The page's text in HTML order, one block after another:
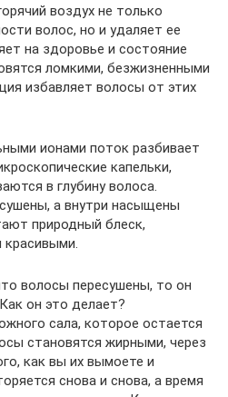
воздух не только
волос, но и удаляет ее
на здоровье и состояние
ломкими, безжизненными
избавляет волосы от этих
ионами поток разбивает
капельки,
в глубину волоса.
а внутри насыщены
природный блеск,
красивыми.
волосы пересушены, то он
он это делает?
сала, которое остается
становятся жирными, через
как вы их вымоете и
снова и снова, а время